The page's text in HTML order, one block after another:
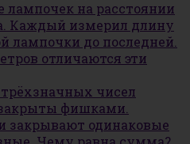
лампочек на расстоянии
Каждый измерил длину
лампочки до последней.
отличаются эти
чисел
фишками.
закрывают одинаковые